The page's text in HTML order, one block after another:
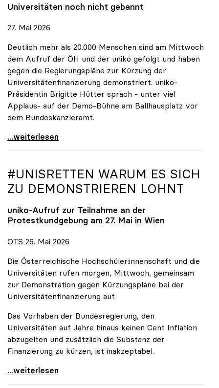
Universitäten noch nicht gebannt
27. Mai 2026
Deutlich mehr als 20.000 Menschen sind am Mittwoch
dem Aufruf der ÖH und der uniko gefolgt und haben
gegen die Regierungspläne zur Kürzung der
Universitätenfinanzierung demonstriert. uniko-
Präsidentin Brigitte Hütter sprach - unter viel
Applaus- auf der Demo-Bühne am Ballhausplatz vor
dem Bundeskanzleramt.
\"Wir nehmen es nicht hin\": Rede von
...weiterlesen
#UNISRETTEN WARUM ES SICH
ZU DEMONSTRIEREN LOHNT
uniko-Aufruf zur Teilnahme an der
Protestkundgebung am 27. Mai in Wien
OTS 26. Mai 2026
Die Österreichische Hochschüler:innenschaft und die
Universitäten rufen morgen, Mittwoch, gemeinsam
zur Demonstration gegen Kürzungspläne bei der
Universitätenfinanzierung auf.
Das Vorhaben der Bundesregierung, den
Universitäten auf Jahre hinaus keinen Cent Inflation
abzugelten und zusätzlich die Substanz der
Finanzierung zu kürzen, ist inakzeptabel.
#UnisRetten Warum es sich zu demonstrieren lohnt
...weiterlesen